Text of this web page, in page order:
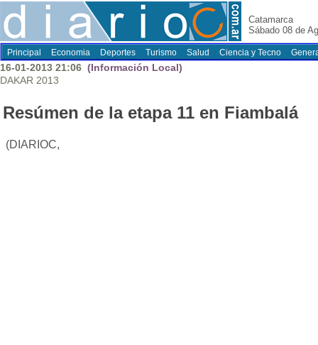
Catamarca
Sábado 08 de
Principal Economia Deportes Turismo Salud Ciencia y Tecno
16-01-2013 21:06 (Información Local)
DAKAR 2013
Resúmen de la etapa 11 en Fiambalá
(DIARIOC,